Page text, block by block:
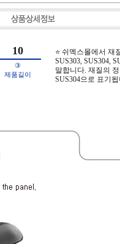
10
③
제품길이
⭐ 쉬멕스몰에서 재
SUS303, SUS304,
말합니다. 재질의
SUS304으로 표기